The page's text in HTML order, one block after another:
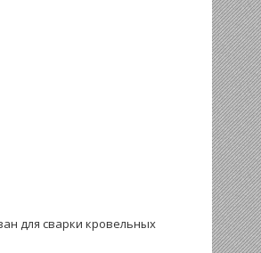
для сварки кровельных